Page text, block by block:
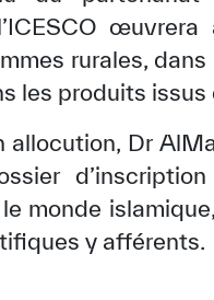
rurales,
les produits issus
allocution, Dr
monde
y afférents.